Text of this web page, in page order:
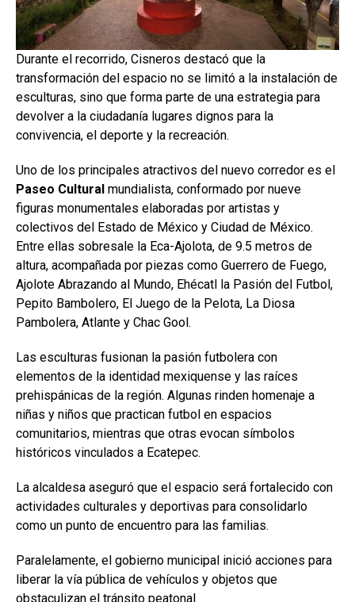
Durante el recorrido, Cisneros destacó que la
transformación del espacio no se limitó a la instalación de
esculturas, sino que forma parte de una estrategia para
devolver a la ciudadanía lugares dignos para la
convivencia, el deporte y la recreación.
Uno de los principales atractivos del nuevo corredor es el
Paseo Cultural mundialista, conformado por nueve
figuras monumentales elaboradas por artistas y
colectivos del Estado de México y Ciudad de México.
Entre ellas sobresale la Eca-Ajolota, de 9.5 metros de
altura, acompañada por piezas como Guerrero de Fuego,
Ajolote Abrazando al Mundo, Ehécatl la Pasión del Futbol,
Pepito Bambolero, El Juego de la Pelota, La Diosa
Pambolera, Atlante y Chac Gool.
Las esculturas fusionan la pasión futbolera con
elementos de la identidad mexiquense y las raíces
prehispánicas de la región. Algunas rinden homenaje a
niñas y niños que practican futbol en espacios
comunitarios, mientras que otras evocan símbolos
históricos vinculados a Ecatepec.
La alcaldesa aseguró que el espacio será fortalecido con
actividades culturales y deportivas para consolidarlo
como un punto de encuentro para las familias.
Paralelamente, el gobierno municipal inició acciones para
liberar la vía pública de vehículos y objetos que
obstaculizan el tránsito peatonal.